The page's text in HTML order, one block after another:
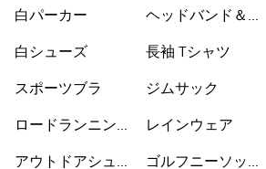
白パーカー
白シューズ
スポーツブラ
ロードランニング
アウトドアシュー
ヘッドバンド＆バ
長袖 Tシャツ
ジムサック
レインウェア
ゴルフニーソック